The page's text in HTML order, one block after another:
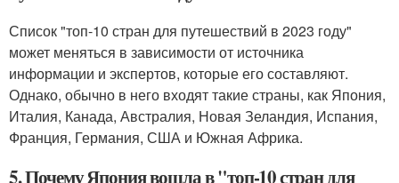
Список "топ-10 стран для путешествий в 2023 году"
может меняться в зависимости от источника
информации и экспертов, которые его составляют.
Однако, обычно в него входят такие страны, как Япония,
Италия, Канада, Австралия, Новая Зеландия, Испания,
Франция, Германия, США и Южная Африка.
5. Почему Япония вошла в "топ-10 стран для